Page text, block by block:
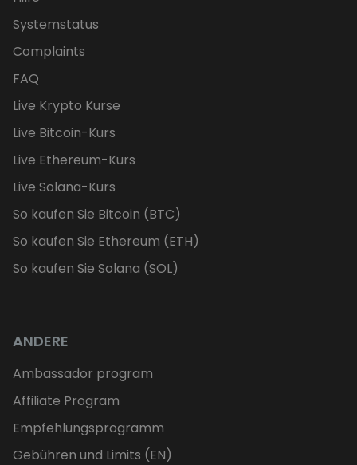
Systemstatus
Complaints
FAQ
Live Krypto Kurse
Live Bitcoin-Kurs
Live Ethereum-Kurs
Live Solana-Kurs
So kaufen Sie Bitcoin (BTC)
So kaufen Sie Ethereum (ETH)
So kaufen Sie Solana (SOL)
ANDERE
Ambassador program
Affiliate Program
Empfehlungsprogramm
Gebühren und Limits (EN)